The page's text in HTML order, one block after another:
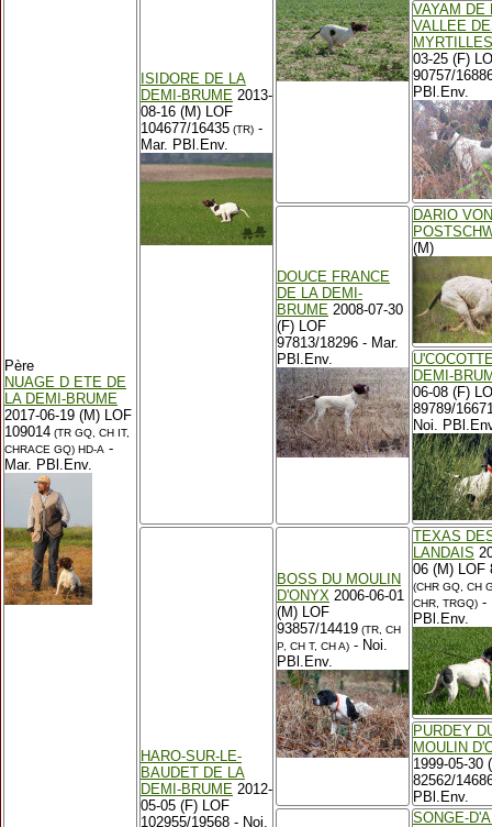
Père
NUAGE D ETE DE
LA DEMI-BRUME
2017-06-19 (M) LOF
109014 (TR GQ, CH IT,
CHRACE GQ) HD-A -
Mar. PBl.Env.
ISIDORE DE LA
DEMI-BRUME 2013-
08-16 (M) LOF
104677/16435 (TR) -
Mar. PBl.Env.
VAYAM DE
VALLEE
MYRTILLES
03-25 (F)
90757/
PBl.Env.
DOUCE FRANCE
DE LA DEMI-
BRUME 2008-07-30
(F) LOF
97813/18296 - Mar.
PBl.Env.
DARIO
(M)
DEMI-
06-08 (F)
89789/
Noi.
HARO-SUR-LE-
BAUDET DE LA
DEMI-BRUME 2012-
05-05 (F) LOF
102955/19568 - Noi.
BOSS DU MOULIN
D'ONYX 2006-06-01
(M) LOF
93857/14419 (TR, CH
P, CH T, CH A) - Noi.
PBl.Env.
TEXAS
LANDAIS
06 (M) LOF
(CHR GQ, CH
CHR, TRGQ) -
PBl.Env.
PURDEY
MOULIN
1999-05-30
82562/
PBl.Env.
SONGE-